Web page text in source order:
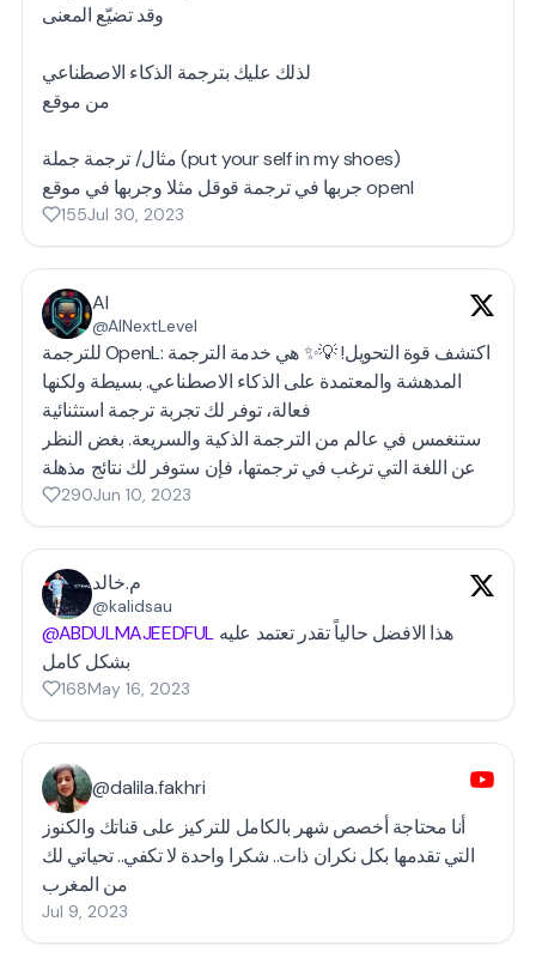
وقد تضيّع المعنى
لذلك عليك بترجمة الذكاء الاصطناعي
من موقع
مثال/ ترجمة جملة (put your self in my shoes)
جربها في ترجمة قوقل مثلا وجربها في موقع openl
155Jul 30, 2023
AI
@AINextLevel
للترجمة OpenL: اكتشف قوة التحويل! 💡✨ هي خدمة الترجمة
المدهشة والمعتمدة على الذكاء الاصطناعي. بسيطة ولكنها
فعالة، توفر لك تجربة ترجمة استثنائية
ستنغمس في عالم من الترجمة الذكية والسريعة. بغض النظر
290Jun 10, 2023
م.خالد
@kalidsau
@ABDULMAJEEDFUL
بشكل كامل
168May 16, 2023
@dalila.fakhri
أنا محتاجة أخصص شهر بالكامل للتركيز على قناتك والكنوز
التي تقدمها بكل نكران ذات.. شكرا واحدة لا تكفي.. تحياتي لك
من المغرب
Jul 9, 2023